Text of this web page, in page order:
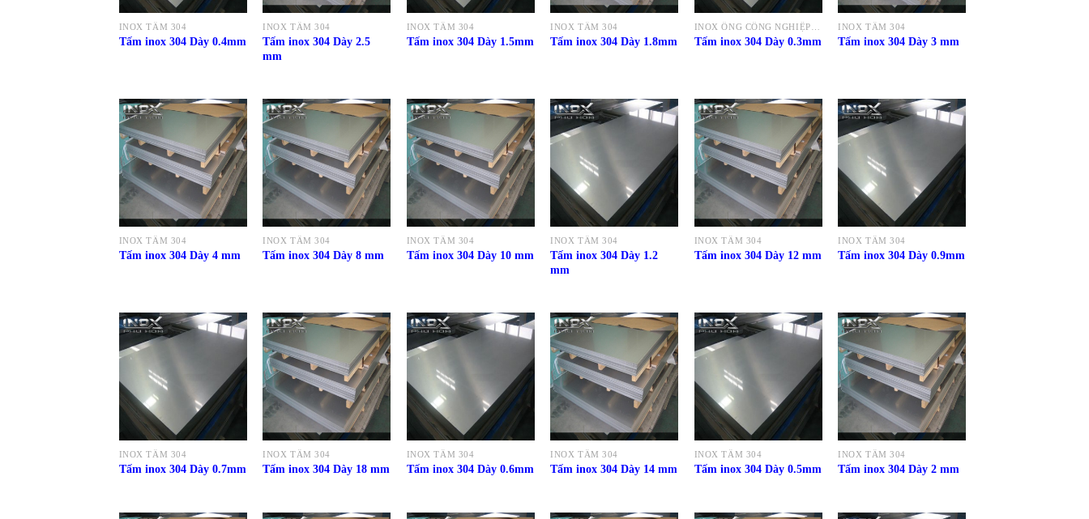
INOX TẤM 304
Tấm inox 304 Dày 0.4mm
INOX TẤM 304
Tấm inox 304 Dày 2.5
mm
INOX TẤM 304
Tấm inox 304 Dày 1.5mm
INOX TẤM 304
Tấm inox 304 Dày 1.8mm Tấm inox 304 Dày 0.3mm
INOX TẤM 304
Tấm inox 304 Dày 3 mm
INOX TẤM 304
Tấm inox 304 Dày 4 mm
INOX TẤM 304
Tấm inox 304 Dày 8 mm
INOX TẤM 304
Tấm inox 304 Dày 10 mm
INOX TẤM 304
Tấm inox 304 Dày 1.2
mm
INOX TẤM 304
Tấm inox 304 Dày 12 mm
INOX TẤM 304
Tấm inox 304 Dày 0.9mm
INOX TẤM 304
Tấm inox 304 Dày 0.7mm
INOX TẤM 304
Tấm inox 304 Dày 18 mm
INOX TẤM 304
Tấm inox 304 Dày 0.6mm
INOX TẤM 304
Tấm inox 304 Dày 14 mm
INOX TẤM 304
Tấm inox 304 Dày 0.5mm
INOX TẤM 304
Tấm inox 304 Dày 2 mm